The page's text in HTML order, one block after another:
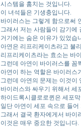
시스템을 훔치는 것입니다.
이 녀석들은 기생충입니다.
바이러스는 그렇게 함으로써
그래서 저는 사람들이 감기에
거기에는 숨은 이유가 있었습
아연은 리프리케이츠라고 불
리프리케이츠라는 효소는 바
그런데 아연이 바이러스를 꼼
아연이 하는 역할은 바이러스
그런데 아연의 문제는 이것이
바이러스와 싸우기 위해서 세
하이드록시클로로퀸은 세포
일단 아연이 세포 속으로 들
그래서 결국 환자에게서 바이
이것은 매우 중요한 것입니다.